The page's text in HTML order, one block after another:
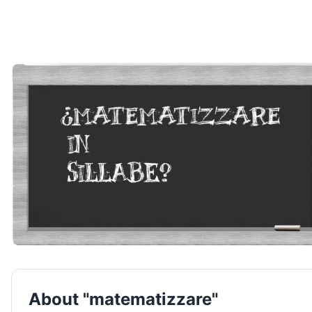
About "matematizzare"